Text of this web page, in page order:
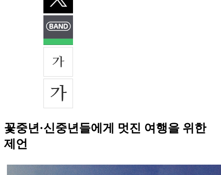
꽃중년·신중년들에게 멋진 여행을 위한
제언